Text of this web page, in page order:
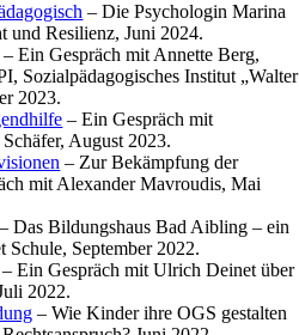
– Die Psychologin Marina
und Resilienz, Juni 2024.
– Ein Gespräch mit Annette Berg,
Sozialpädagogisches Institut „Walter
2023.
– Ein Gespräch mit
August 2023.
– Zur Bekämpfung der
mit Alexander Mavroudis, Mai
– Das Bildungshaus Bad Aibling – ein
Schule, September 2022.
Ein Gespräch mit Ulrich Deinet über
2022.
– Wie Kinder ihre OGS gestalten